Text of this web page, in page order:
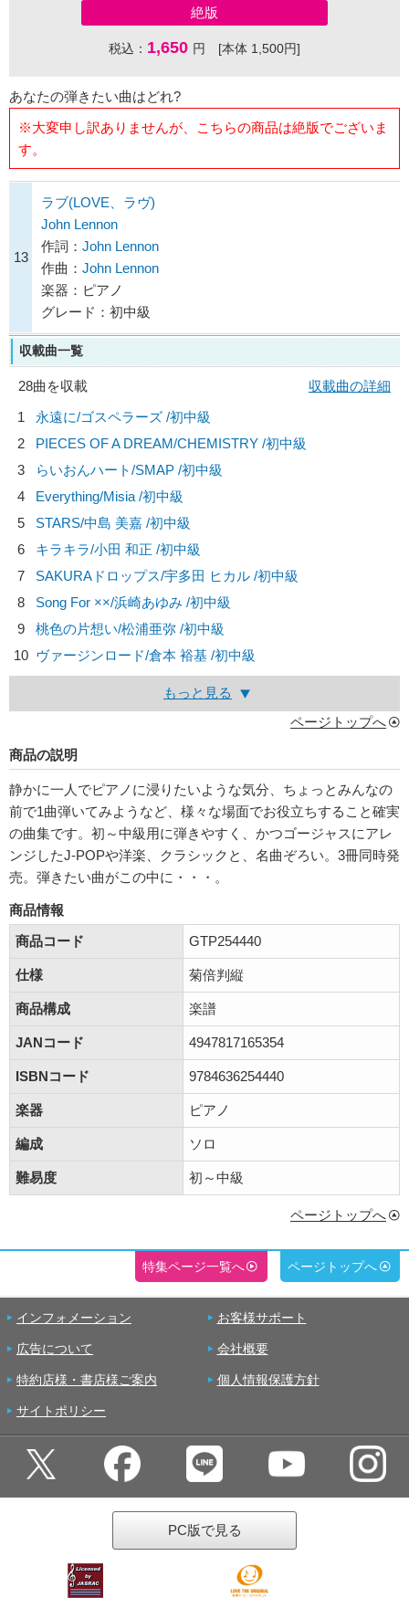
絶版
税込： 1,650 円 [本体 1,500円]
あなたの弾きたい曲はどれ?
※大変申し訳ありませんが、こちらの商品は絶版でございま
す。
13
ラブ(LOVE、ラヴ)
John Lennon
作詞： John Lennon
作曲： John Lennon
楽器：ピアノ
グレード：初中級
収載曲一覧
28曲を収載
収載曲の詳細
1
永遠に/ゴスペラーズ /初中級
2
PIECES OF A DREAM/CHEMISTRY /初中級
3
らいおんハート/SMAP /初中級
4
Everything/Misia /初中級
5
STARS/中島 美嘉 /初中級
6
キラキラ/小田 和正 /初中級
7
SAKURAドロップス/宇多田 ヒカル /初中級
8
Song For ××/浜崎あゆみ /初中級
9
桃色の片想い/松浦亜弥 /初中級
10 ヴァージンロード/倉本 裕基 /初中級
もっと見る
ページトップへ
商品の説明
静かに一人でピアノに浸りたいような気分、ちょっとみんなの
前で1曲弾いてみようなど、様々な場面でお役立ちすること確実
の曲集です。初～中級用に弾きやすく、かつゴージャスにアレ
ンジしたJ-POPや洋楽、クラシックと、名曲ぞろい。3冊同時発
売。弾きたい曲がこの中に・・・。
商品情報
商品コード
GTP254440
仕様 菊倍判縦
商品構成 楽譜
JANコード 4947817165354
ISBNコード 9784636254440
楽器 ピアノ
編成 ソロ
難易度 初～中級
ページトップへ
特集ページ一覧へ ページトップへ
インフォメーション お客様サポート
広告について 会社概要
特約店様・書店様ご案内 個人情報保護方針
サイトポリシー
PC版で見る